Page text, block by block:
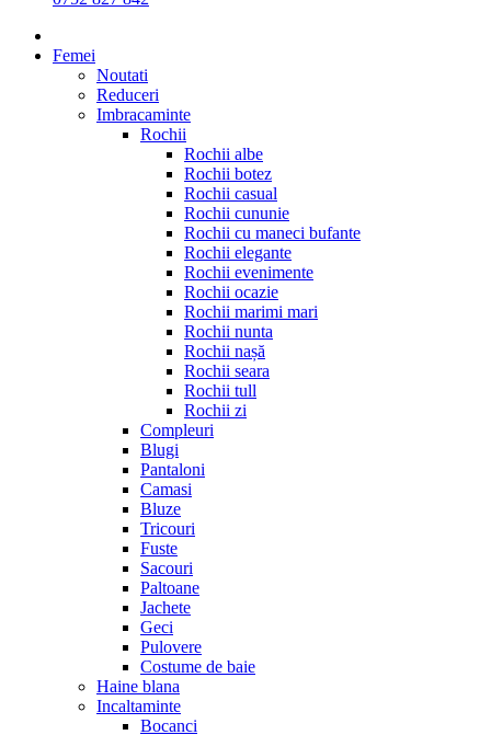
Femei
Noutati
Reduceri
Imbracaminte
Rochii
Rochii albe
Rochii botez
Rochii casual
Rochii cununie
Rochii cu maneci bufante
Rochii elegante
Rochii evenimente
Rochii ocazie
Rochii marimi mari
Rochii nunta
Rochii nașă
Rochii seara
Rochii tull
Rochii zi
Compleuri
Blugi
Pantaloni
Camasi
Bluze
Tricouri
Fuste
Sacouri
Paltoane
Jachete
Geci
Pulovere
Costume de baie
Haine blana
Incaltaminte
Bocanci